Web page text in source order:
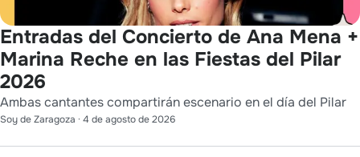
Entradas del Concierto de Ana Mena +
Marina Reche en las Fiestas del Pilar
2026
Ambas cantantes compartirán escenario en el día del Pilar
Soy de Zaragoza · 4 de agosto de 2026